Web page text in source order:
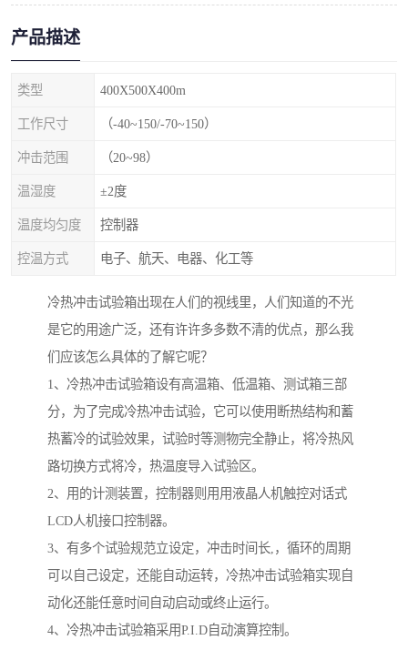
产品描述
类型 400X500X400m
工作尺寸 （-40~150/-70~150）
冲击范围 （20~98）
温湿度 ±2度
温度均匀度 控制器
控温方式 电子、航天、电器、化工等
冷热冲击试验箱出现在人们的视线里，人们知道的不光
是它的用途广泛，还有许许多多数不清的优点，那么我
们应该怎么具体的了解它呢？
1、冷热冲击试验箱设有高温箱、低温箱、测试箱三部
分，为了完成冷热冲击试验，它可以使用断热结构和蓄
热蓄冷的试验效果，试验时等测物完全静止，将冷热风
路切换方式将冷，热温度导入试验区。
2、用的计测装置，控制器则用用液晶人机触控对话式
LCD人机接口控制器。
3、有多个试验规范立设定，冲击时间长,，循环的周期
可以自己设定，还能自动运转，冷热冲击试验箱实现自
动化还能任意时间自动启动或终止运行。
4、冷热冲击试验箱采用P.I.D自动演算控制。